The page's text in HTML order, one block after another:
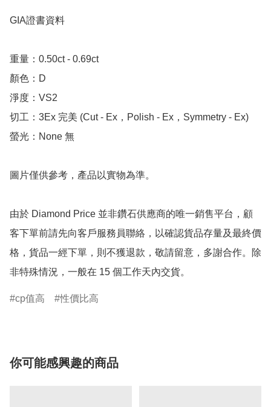
GIA證書資料
重量：0.50ct - 0.69ct
顏色：D
淨度：VS2
切工：3Ex 完美 (Cut - Ex，Polish - Ex，Symmetry - Ex)
螢光：None 無
圖片僅供參考，產品以實物為準。
由於 Diamond Price 並非鑽石供應商的唯一銷售平台，顧
客下單前請先向客戶服務員聯絡，以確認貨品存量及最終價
格，貨品一經下單，則不獲退款，敬請留意，多謝合作。除
非特殊情況，一般在 15 個工作天內交貨。
cp值高 性價比高
你可能感興趣的商品